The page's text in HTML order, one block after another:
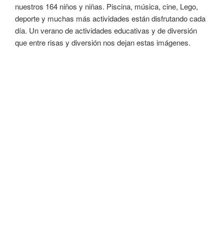
nuestros 164 niños y niñas. Piscina, música, cine, Lego,
deporte y muchas más actividades están disfrutando cada
día. Un verano de actividades educativas y de diversión
que entre risas y diversión nos dejan estas imágenes.